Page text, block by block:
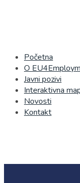
Početna
O
Javni pozivi
Interaktivna
Novosti
Kontakt